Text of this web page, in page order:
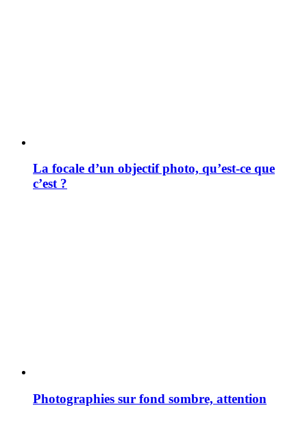
La focale d’un objectif photo, qu’est-ce que
c’est ?
Photographies sur fond sombre, attention